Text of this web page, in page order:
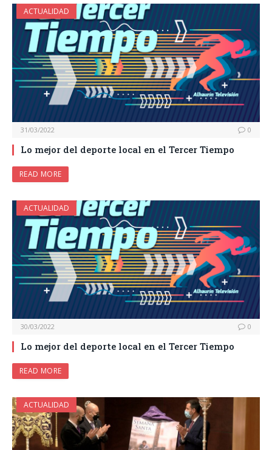
ACTUALIDAD
31/03/2022 0
Lo mejor del deporte local en el Tercer Tiempo
READ MORE
ACTUALIDAD
30/03/2022 0
Lo mejor del deporte local en el Tercer Tiempo
READ MORE
ACTUALIDAD